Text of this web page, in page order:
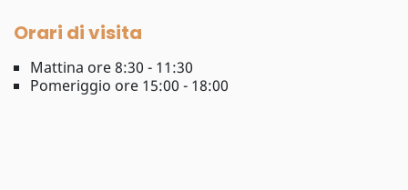
Orari di visita
Mattina ore 8:30 - 11:30
Pomeriggio ore 15:00 - 18:00